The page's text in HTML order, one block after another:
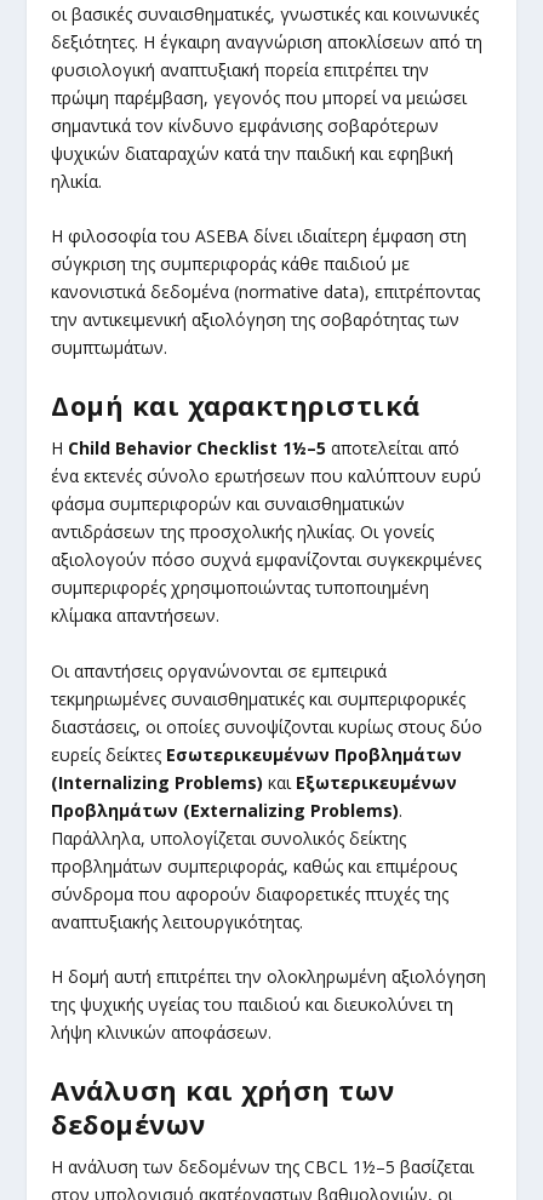
οι βασικές συναισθηματικές, γνωστικές και κοινωνικές
δεξιότητες. Η έγκαιρη αναγνώριση αποκλίσεων από τη
φυσιολογική αναπτυξιακή πορεία επιτρέπει την
πρώιμη παρέμβαση, γεγονός που μπορεί να μειώσει
σημαντικά τον κίνδυνο εμφάνισης σοβαρότερων
ψυχικών διαταραχών κατά την παιδική και εφηβική
ηλικία.
Η φιλοσοφία του ASEBA δίνει ιδιαίτερη έμφαση στη
σύγκριση της συμπεριφοράς κάθε παιδιού με
κανονιστικά δεδομένα (normative data), επιτρέποντας
την αντικειμενική αξιολόγηση της σοβαρότητας των
συμπτωμάτων.
Δομή και χαρακτηριστικά
Η Child Behavior Checklist 1½–5 αποτελείται από
ένα εκτενές σύνολο ερωτήσεων που καλύπτουν ευρύ
φάσμα συμπεριφορών και συναισθηματικών
αντιδράσεων της προσχολικής ηλικίας. Οι γονείς
αξιολογούν πόσο συχνά εμφανίζονται συγκεκριμένες
συμπεριφορές χρησιμοποιώντας τυποποιημένη
κλίμακα απαντήσεων.
Οι απαντήσεις οργανώνονται σε εμπειρικά
τεκμηριωμένες συναισθηματικές και συμπεριφορικές
διαστάσεις, οι οποίες συνοψίζονται κυρίως στους δύο
ευρείς δείκτες Εσωτερικευμένων Προβλημάτων
(Internalizing Problems) και Εξωτερικευμένων
Προβλημάτων (Externalizing Problems).
Παράλληλα, υπολογίζεται συνολικός δείκτης
προβλημάτων συμπεριφοράς, καθώς και επιμέρους
σύνδρομα που αφορούν διαφορετικές πτυχές της
αναπτυξιακής λειτουργικότητας.
Η δομή αυτή επιτρέπει την ολοκληρωμένη αξιολόγηση
της ψυχικής υγείας του παιδιού και διευκολύνει τη
λήψη κλινικών αποφάσεων.
Ανάλυση και χρήση των
δεδομένων
Η ανάλυση των δεδομένων της CBCL 1½–5 βασίζεται
στον υπολογισμό ακατέργαστων βαθμολογιών, οι